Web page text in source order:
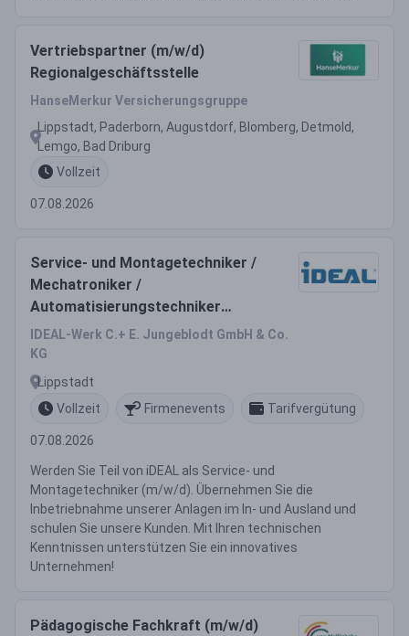
Vertriebspartner (m/w/d)
Regionalgeschäftsstelle
HanseMerkur Versicherungsgruppe
Lippstadt, Paderborn, Augustdorf, Blomberg, Detmold,
Lemgo, Bad Driburg
Vollzeit
07.08.2026
Service- und Montagetechniker /
Mechatroniker /
Automatisierungstechniker
(m/w/d)
IDEAL-Werk C.+ E. Jungeblodt GmbH & Co.
KG
Lippstadt
Vollzeit
Firmenevents Tarifvergütung
07.08.2026
Werden Sie Teil von iDEAL als Service- und
Montagetechniker (m/w/d). Übernehmen Sie die
Inbetriebnahme unserer Anlagen im In- und Ausland und
schulen Sie unsere Kunden. Mit Ihren technischen
Kenntnissen unterstützen Sie ein innovatives
Unternehmen!
Pädagogische Fachkraft (m/w/d)